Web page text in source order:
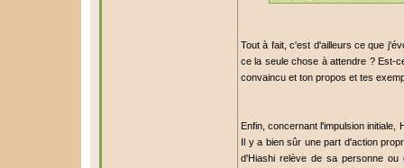
Tout à fait, c'est d'ailleurs ce que
ce la seule chose à attendre ? Est-
convaincu et ton propos et tes
Enfin, concernant l'impulsion
Il y a bien sûr une part d'action
d'Hiashi relève de sa personne